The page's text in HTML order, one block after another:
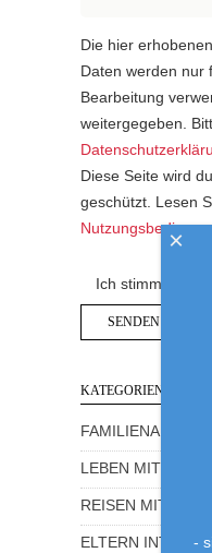
Die hier
Daten werden nur
Bearbeitung
weitergegeben.
Diese Seite wird
geschützt. Lesen
Ich stimme der
KATEGORIEN
LEBEN MIT
REISEN MIT
ELTERN
-
×